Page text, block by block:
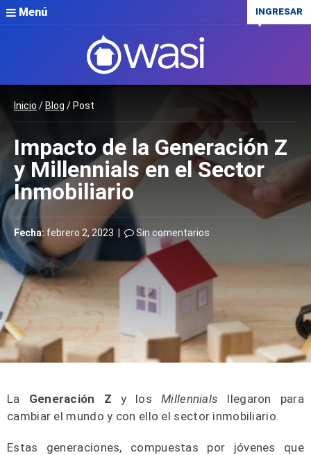
Menú INGRESAR
Inicio / Blog / Post
Impacto de la Generación Z
y Millennials en el Sector
Inmobiliario
Fecha: febrero 2, 2023 | Sin comentarios
La Generación Z y losMillennials llegaron para
cambiar el mundo y con ello el sector inmobiliario.
Estas generaciones, compuestas por jóvenes que